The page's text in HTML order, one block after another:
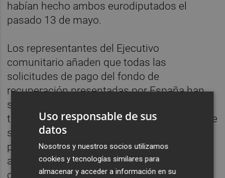
habían hecho ambos eurodiputados el
pasado 13 de mayo.
Los representantes del Ejecutivo
comunitario añaden que todas las
solicitudes de pago del fondo de
recuperación presentadas por España han
sido evaluadas "de forma exhaustiva y
transparente" y la Comisión ha verificado que
se hubiera cumplido los hitos y objetivos
pertinentes de su plan de recuperación
antes de efectuar los desembolsos
correspondientes.
Uso responsable de sus
datos
Nosotros y nuestros socios utilizamos
cookies y tecnologías similares para
almacenar y acceder a información en su